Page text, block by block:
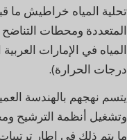
تحلية المياه خراطيش ما
المتعددة ومحطات
المياه في الإمارات
درجات الحرارة).
يتسم نهجهم بالهندسة
وتشغيل أنظمة الترشيح
ما يتم ذلك في إطار